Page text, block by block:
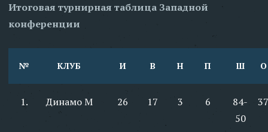
Итоговая турнирная таблица Западной
конференции
№ КЛУБ И В Н П Ш О
1. Динамо М 26 17 3 6
84-
50
37